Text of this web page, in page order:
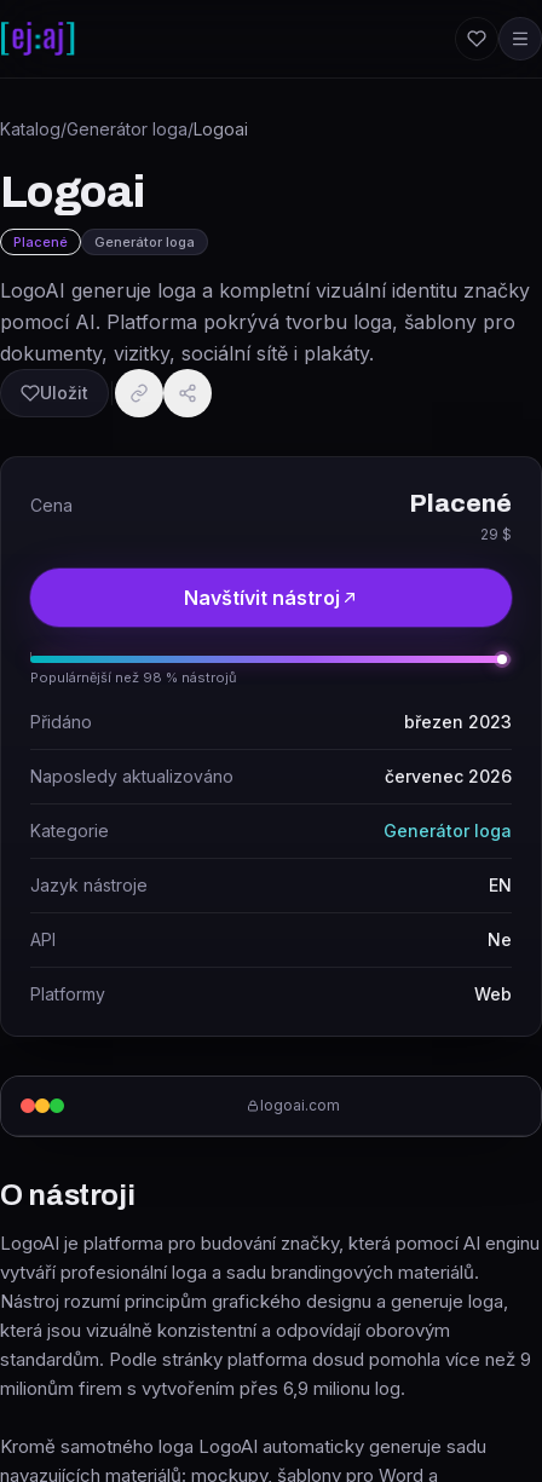
Katalog/Generátor loga/Logoai
Logoai
Placené Generátor loga
LogoAI generuje loga a kompletní vizuální identitu značky
pomocí AI. Platforma pokrývá tvorbu loga, šablony pro
dokumenty, vizitky, sociální sítě i plakáty.
Uložit
logoai.com
O nástroji
LogoAI je platforma pro budování značky, která pomocí AI enginu
vytváří profesionální loga a sadu brandingových materiálů.
Nástroj rozumí principům grafického designu a generuje loga,
která jsou vizuálně konzistentní a odpovídají oborovým
standardům. Podle stránky platforma dosud pomohla více než 9
milionům firem s vytvořením přes 6,9 milionu log.
Kromě samotného loga LogoAI automaticky generuje sadu
navazujících materiálů: mockupy, šablony pro Word a
Cena Placené
29 $
Navštívit nástroj
Populárnější než 98 % nástrojů
Přidáno březen 2023
Naposledy aktualizováno červenec 2026
Kategorie Generátor loga
Jazyk nástroje EN
API Ne
Platformy Web